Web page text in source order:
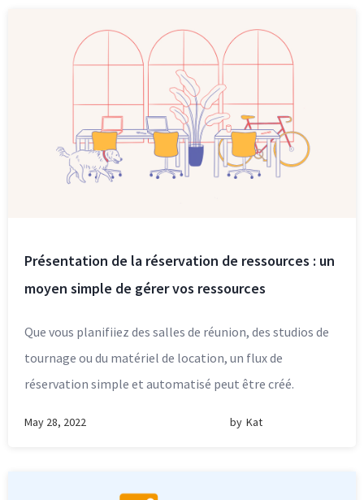
Présentation de la réservation de ressources : un
moyen simple de gérer vos ressources
Que vous planifiiez des salles de réunion, des studios de
tournage ou du matériel de location, un flux de
réservation simple et automatisé peut être créé.
May 28, 2022 by Kat